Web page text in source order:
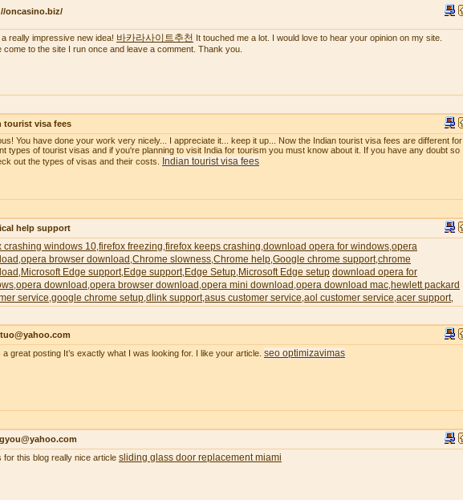
oncasino.biz/
really impressive new idea! 바카라사이트추천 It touched me a lot. I would love to hear your opinion on my site.
come to the site I run once and leave a comment. Thank you.
tourist visa fees
You have done your work very nicely... I appreciate it... keep it up... Now the Indian tourist visa fees are different for
types of tourist visas and if you're planning to visit India for tourism you must know about it. If you have any doubt so
out the types of visas and their costs.
Indian tourist visa fees
help support
crashing windows 10 firefox freezing firefox keeps crashing download opera for windows opera
opera browser download Chrome slowness Chrome help Google chrome support,chrome
Microsoft Edge support, Edge support, Edge Setup Microsoft Edge setup download opera for
opera download opera browser download opera mini download opera download mac hewlett packard
service google chrome setup dlink support,asus customer service aol customer service acer support,
a great posting It’s exactly what I was looking for. I like your article. seo optimizavimas
for this blog really nice article sliding glass door replacement miami